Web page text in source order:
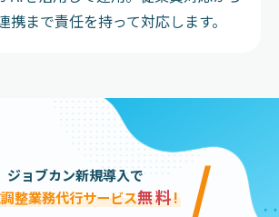
携まで責任を持って対応します。
ジョブカン新規導入で
整業務代行サービス無料! /